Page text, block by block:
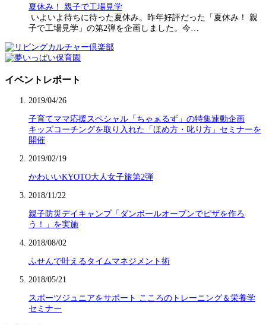
夏休み！ 親子で工場見学
いよいよ待ちに待った夏休み。昨年好評だった「夏休み！ 親
子で工場見学」の第2弾を企画しました。今…
イベントレポート
2019/04/26
子育てママ応援スペシャル「ちゃぁるず」の特集連動企画
キッズコーチングを取り入れた「ほめ方・叱り方」セミナーを
開催
2019/02/19
かわいいKYOTO大人女子旅第2弾
2018/11/22
親子防災デイキャンプ「ダンボールオーブンでピザを作ろ
う！」を実施
2018/08/02
ふせんで叶えるタイムマネジメント術
2018/05/21
スポーツジュニアをサポート こころのトレーニング＆栄養学
セミナー